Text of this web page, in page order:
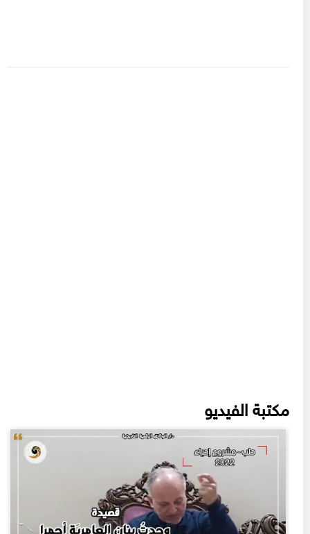
مكتبة الفيديو